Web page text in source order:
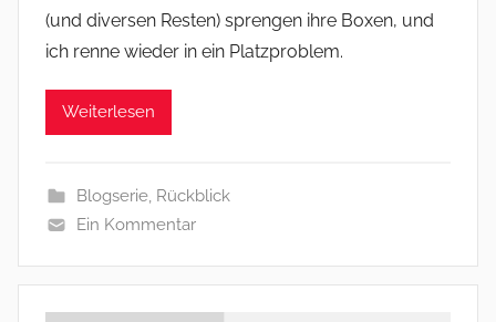
(und diversen Resten) sprengen ihre Boxen, und
ich renne wieder in ein Platzproblem.
Weiterlesen
Blogserie, Rückblick
Ein Kommentar